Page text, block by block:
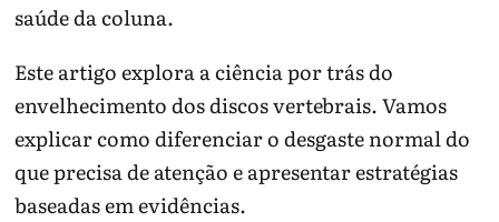
saúde da coluna.
Este artigo explora a ciência por trás do
envelhecimento dos discos vertebrais. Vamos
explicar como diferenciar o desgaste normal do
que precisa de atenção e apresentar estratégias
baseadas em evidências.